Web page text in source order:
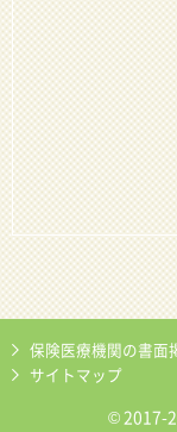
保険医療機関の書面
サイトマップ
© 2017-